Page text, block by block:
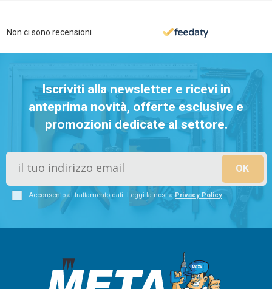
Non ci sono recensioni
Iscriviti alla newsletter e ricevi in
anteprima novità, offerte esclusive e
promozioni dedicate al settore.
Acconsento al trattamento dati. Leggi la nostraPrivacy Policy